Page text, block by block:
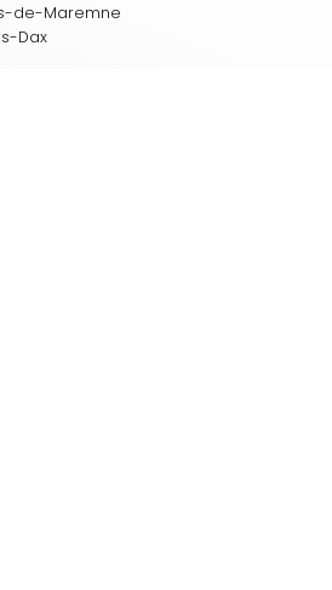
de-Maremne
Dax